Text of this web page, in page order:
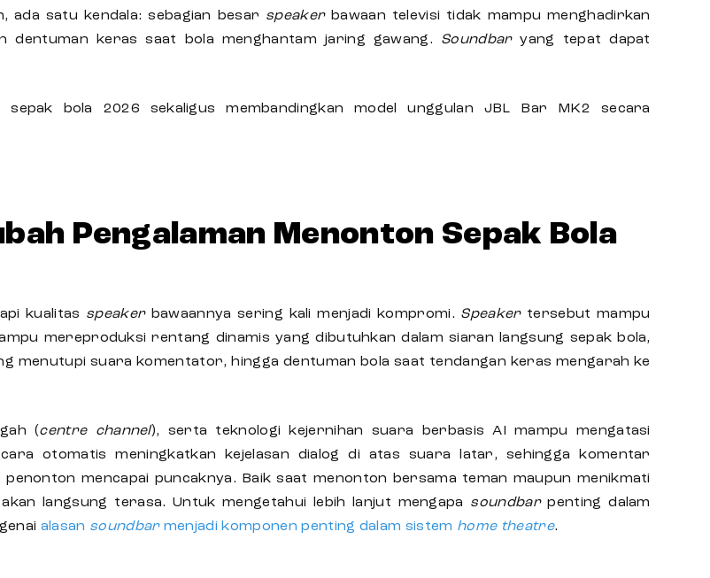
ada satu kendala: sebagian besar speakerbawaan televisi tidak mampu menghadirkan
keras saat bola menghantam jaring gawang. Soundbar yang tepat dapat
sepak bola 2026 sekaligus membandingkan model unggulan JBL Bar MK2 secara
Pengalaman Menonton Sepak Bola
kualitas speaker bawaannya sering kali menjadi kompromi. Speakertersebut mampu
mereproduksi rentang dinamis yang dibutuhkan dalam siaran langsung sepak bola,
menutupi suara komentator, hingga dentuman bola saat tendangan keras mengarah ke
(centre channel), serta teknologi kejernihan suara berbasis AI mampu mengatasi
otomatis meningkatkan kejelasan dialog di atas suara latar, sehingga komentar
mencapai puncaknya. Baik saat menonton bersama teman maupun menikmati
langsung terasa. Untuk mengetahui lebih lanjut mengapa soundbarpenting dalam
alasan soundbarmenjadi komponen penting dalam sistem home theatre.